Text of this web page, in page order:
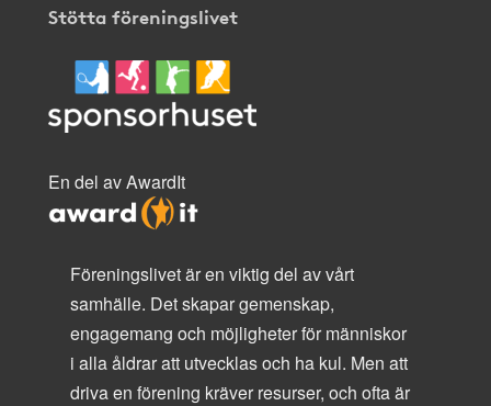
Stötta föreningslivet
En del av AwardIt
Föreningslivet är en viktig del av vårt
samhälle. Det skapar gemenskap,
engagemang och möjligheter för människor
i alla åldrar att utvecklas och ha kul. Men att
driva en förening kräver resurser, och ofta är